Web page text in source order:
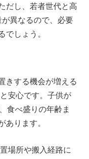
だし、若者世代と高
異なるので、必要
でしょう。
きする機会が増える
安心です。子供が
食べ盛りの年齢ま
あります。
場所や搬入経路に